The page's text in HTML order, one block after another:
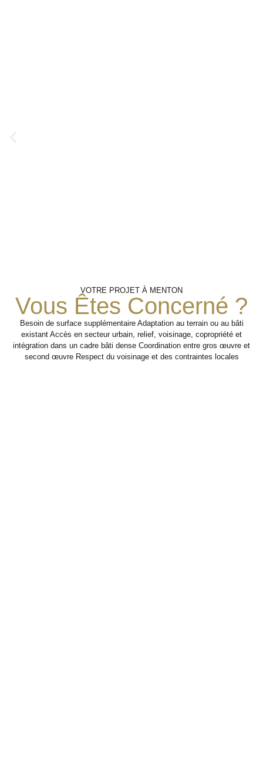
Analyse Des
Besoins
Professionnels
Identification des usages,
contraintes d’accueil,
circulation, stockage,
Travaux
D’adaptation
Réalisation des
aménagements
nécessaires pour rendre
le local plus fonctionnel
Et Mise
En
Service
Coordination
VOTRE PROJET À MENTON
Vous Êtes Concerné ?
Besoin de surface supplémentaire Adaptation au terrain ou au bâti
existant Accès en secteur urbain, relief, voisinage, copropriété et
intégration dans un cadre bâti dense Coordination entre gros œuvre et
second œuvre Respect du voisinage et des contraintes locales